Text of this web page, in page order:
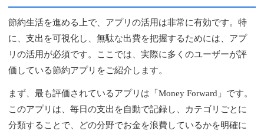
節約生活を進める上で、アプリの活用は非常に有効です。特
に、支出を可視化し、無駄な出費を把握するためには、アプ
リの活用が必須です。ここでは、実際に多くのユーザーが評
価している節約アプリをご紹介します。
まず、最も評価されているアプリは「Money Forward」です。
このアプリは、毎日の支出を自動で記録し、カテゴリごとに
分類することで、どの分野でお金を浪費しているかを明確に